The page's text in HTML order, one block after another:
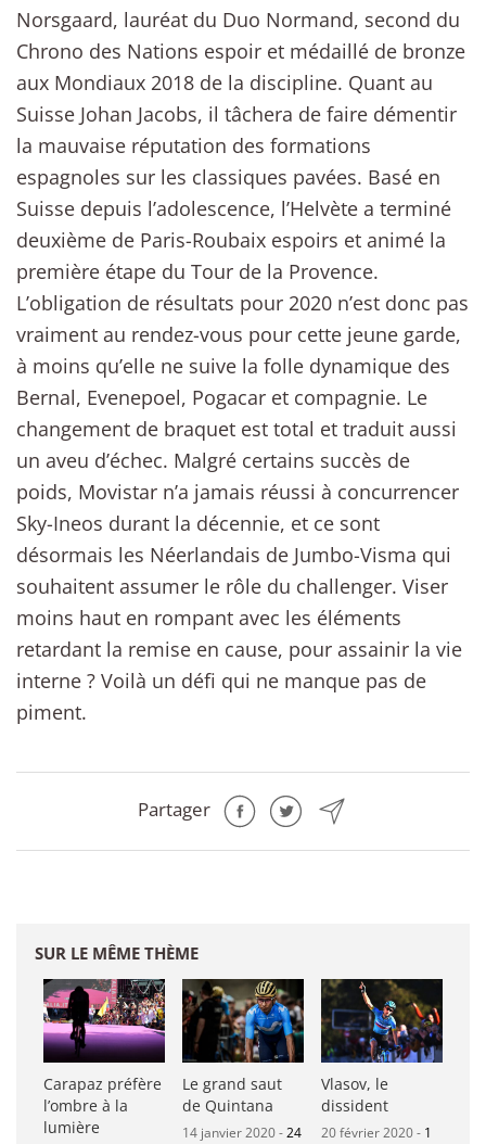
Norsgaard, lauréat du Duo Normand, second du
Chrono des Nations espoir et médaillé de bronze
aux Mondiaux 2018 de la discipline. Quant au
Suisse Johan Jacobs, il tâchera de faire démentir
la mauvaise réputation des formations
espagnoles sur les classiques pavées. Basé en
Suisse depuis l’adolescence, l’Helvète a terminé
deuxième de Paris-Roubaix espoirs et animé la
première étape du Tour de la Provence.
L’obligation de résultats pour 2020 n’est donc pas
vraiment au rendez-vous pour cette jeune garde,
à moins qu’elle ne suive la folle dynamique des
Bernal, Evenepoel, Pogacar et compagnie. Le
changement de braquet est total et traduit aussi
un aveu d’échec. Malgré certains succès de
poids, Movistar n’a jamais réussi à concurrencer
Sky-Ineos durant la décennie, et ce sont
désormais les Néerlandais de Jumbo-Visma qui
souhaitent assumer le rôle du challenger. Viser
moins haut en rompant avec les éléments
retardant la remise en cause, pour assainir la vie
interne ? Voilà un défi qui ne manque pas de
piment.
Partager
SUR LE MÊME THÈME
Carapaz préfère
l’ombre à la
lumière
Le grand saut
de Quintana
14 janvier 2020 -24
Vlasov, le
dissident
20 février 2020 - 1